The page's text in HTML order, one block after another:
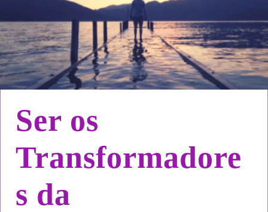
Ser os
Transformadore
s da